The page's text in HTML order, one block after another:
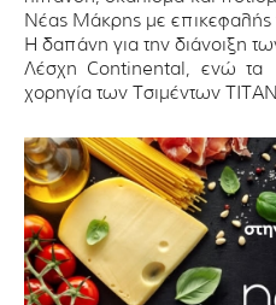
Νέας Μάκρης με επικεφαλής
Η δαπάνη για την διάνοιξη
Λέσχη Continental, ενώ τα
χορηγία των Τσιμέντων